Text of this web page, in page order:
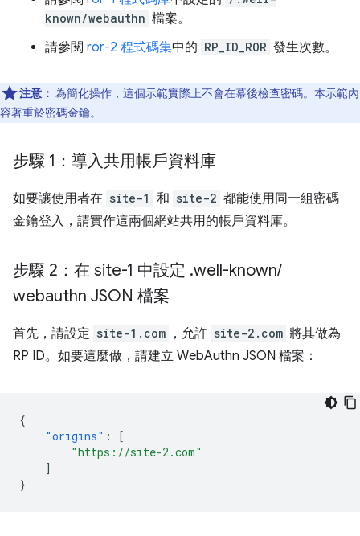
known/webauthn 檔案。
請參閱 ror-2 程式碼集中的 RP_ID_ROR 發生次數。
注意： 為簡化操作，這個示範實際上不會在幕後檢查密碼。本示範內
容著重於密碼金鑰。
步驟 1：導入共用帳戶資料庫
如要讓使用者在 site-1 和 site-2 都能使用同一組密碼
金鑰登入，請實作這兩個網站共用的帳戶資料庫。
步驟 2：在 site-1 中設定 .well-known/
webauthn JSON 檔案
首先，請設定 site-1.com ，允許 site-2.com 將其做為
RP ID。如要這麼做，請建立 WebAuthn JSON 檔案：
{
"origins" :
[
"https://site-2.com"
]
}